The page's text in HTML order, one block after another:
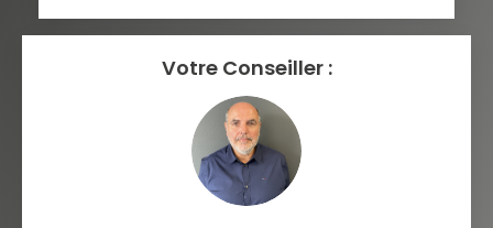
RESTAURANTS ET CAFÉS COMMERCES
Votre Conseiller :